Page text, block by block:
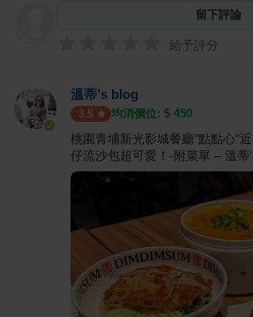
留下評論
給予評分
溫蒂’s blog
3.5 均消價位: $ 450
桃園青埔新光影城餐廳"點點心"
仔流沙包超可愛！-附菜單 – 溫蒂